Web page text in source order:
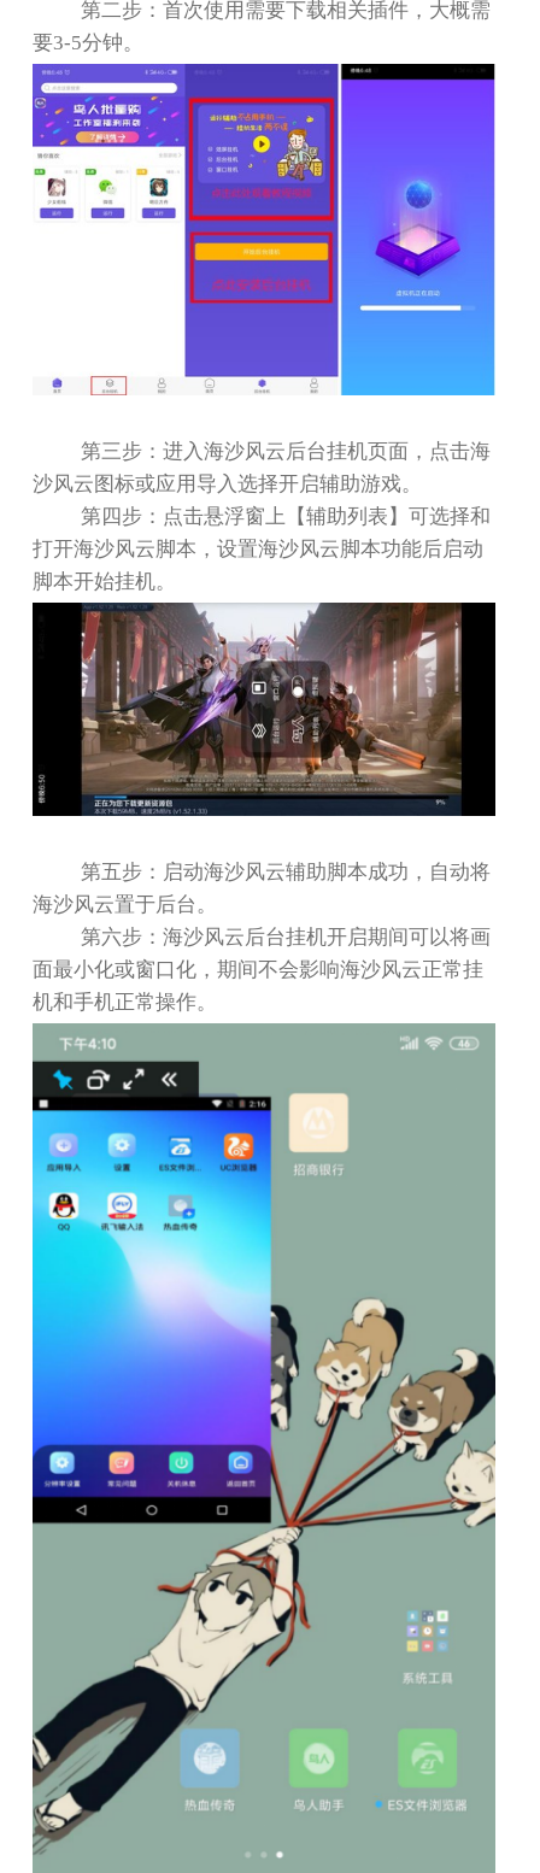
第二步：首次使用需要下载相关插件，大概需
要3-5分钟。
第三步：进入海沙风云后台挂机页面，点击海
沙风云图标或应用导入选择开启辅助游戏。
第四步：点击悬浮窗上【辅助列表】可选择和
打开海沙风云脚本，设置海沙风云脚本功能后启动
脚本开始挂机。
第五步：启动海沙风云辅助脚本成功，自动将
海沙风云置于后台。
第六步：海沙风云后台挂机开启期间可以将画
面最小化或窗口化，期间不会影响海沙风云正常挂
机和手机正常操作。